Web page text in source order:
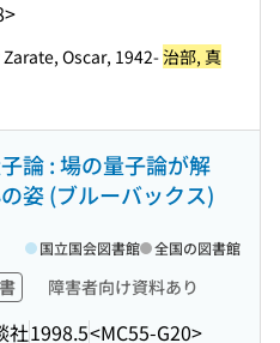
Oscar, 1942-治部, 真
論 : 場の量子論が解
姿 (ブルーバックス)
障害者向け資料あり
社1998.5<MC55-G20>
国立国会図書館 全国の図書館